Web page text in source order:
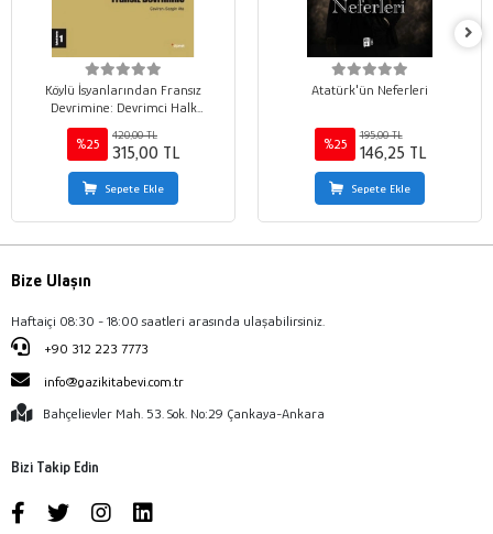
Köylü İsyanlarından Fransız
Devrimine: Devrimci Halk
Hareketleri Tarihi 1
%25
420,00 TL
315,00 TL
Sepete Ekle
Atatürk'ün Neferleri
%25
195,00 TL
146,25 TL
Sepete Ekle
Bize Ulaşın
Haftaiçi 08:30 - 18:00 saatleri arasında ulaşabilirsiniz.
+90 312 223 7773
info@gazikitabevi.com.tr
Bahçelievler Mah. 53. Sok. No:29 Çankaya-Ankara
Bizi Takip Edin